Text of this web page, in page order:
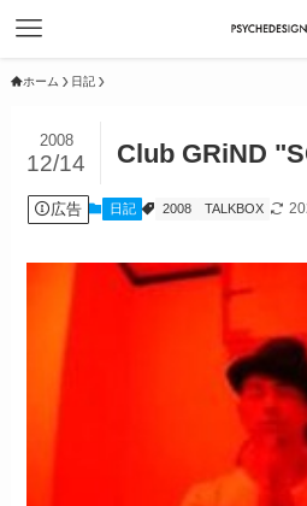
ホーム 日記
Club GRiND
2008
12/14
広告 日記 2008 TALKBOX